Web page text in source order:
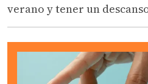
verano y tener un